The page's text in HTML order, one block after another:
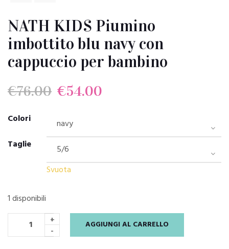
NATH KIDS Piumino
imbottito blu navy con
cappuccio per bambino
€76.00 Il
originale
era:
€54.00
attuale
è:
Colori
Taglie
Svuota
1 disponibili
+
-
AGGIUNGI AL CARRELLO